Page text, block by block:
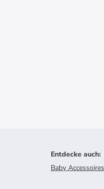
Entdecke auch:
Baby Accessoires